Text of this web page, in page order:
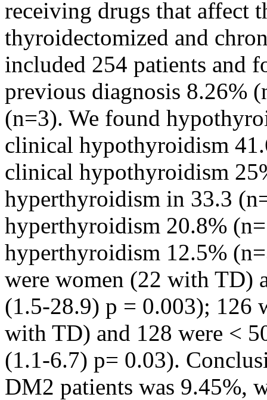
receiving drugs that affect
thyroidectomized and
included 254 patients and
previous diagnosis 8.26%
(n=3). We found
clinical hypothyroidism
clinical hypothyroidism
hyperthyroidism in 33.3
hyperthyroidism 20.8%
hyperthyroidism 12.5%
were women (22 with TD)
(1.5-28.9) p = 0.003); 126
with TD) and 128 were <
(1.1-6.7) p= 0.03).
DM2 patients was 9.45%,